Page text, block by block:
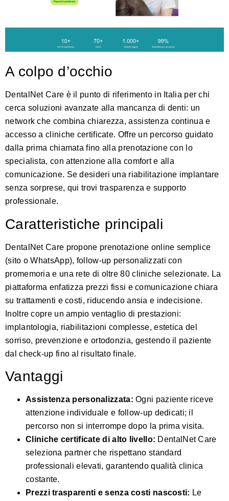
A colpo d’occhio
DentalNet Care è il punto di riferimento in Italia per chi
cerca soluzioni avanzate alla mancanza di denti: un
network che combina chiarezza, assistenza continua e
accesso a cliniche certificate. Offre un percorso guidato
dalla prima chiamata fino alla prenotazione con lo
specialista, con attenzione alla comfort e alla
comunicazione. Se desideri una riabilitazione implantare
senza sorprese, qui trovi trasparenza e supporto
professionale.
Caratteristiche principali
DentalNet Care propone prenotazione online semplice
(sito o WhatsApp), follow-up personalizzati con
promemoria e una rete di oltre 80 cliniche selezionate. La
piattaforma enfatizza prezzi fissi e comunicazione chiara
su trattamenti e costi, riducendo ansia e indecisione.
Inoltre copre un ampio ventaglio di prestazioni:
implantologia, riabilitazioni complesse, estetica del
sorriso, prevenzione e ortodonzia, gestendo il paziente
dal check-up fino al risultato finale.
Vantaggi
Assistenza personalizzata: Ogni paziente riceve
attenzione individuale e follow-up dedicati; il
percorso non si interrompe dopo la prima visita.
Cliniche certificate di alto livello: DentalNet Care
seleziona partner che rispettano standard
professionali elevati, garantendo qualità clinica
costante.
Prezzi trasparenti e senza costi nascosti: Le